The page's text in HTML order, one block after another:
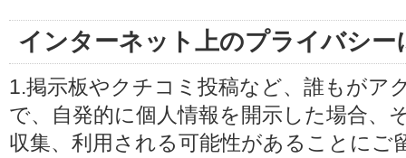
インターネット上のプライバシー
1.掲示板やクチコミ投稿など、誰もがア
で、自発的に個人情報を開示した場合、
収集、利用される可能性があることに